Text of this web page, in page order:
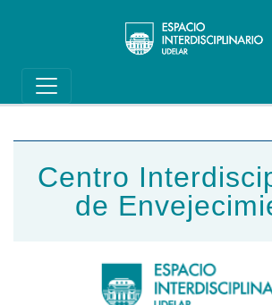
Main navigation
Centro
de